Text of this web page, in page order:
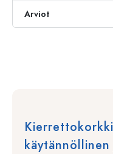
Arviot